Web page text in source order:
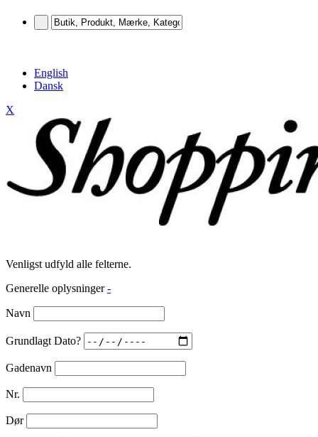
English
Dansk
X
Venligst udfyld alle felterne.
Generelle oplysninger -
Navn
Grundlagt Dato?
Gadenavn
Nr.
Dør